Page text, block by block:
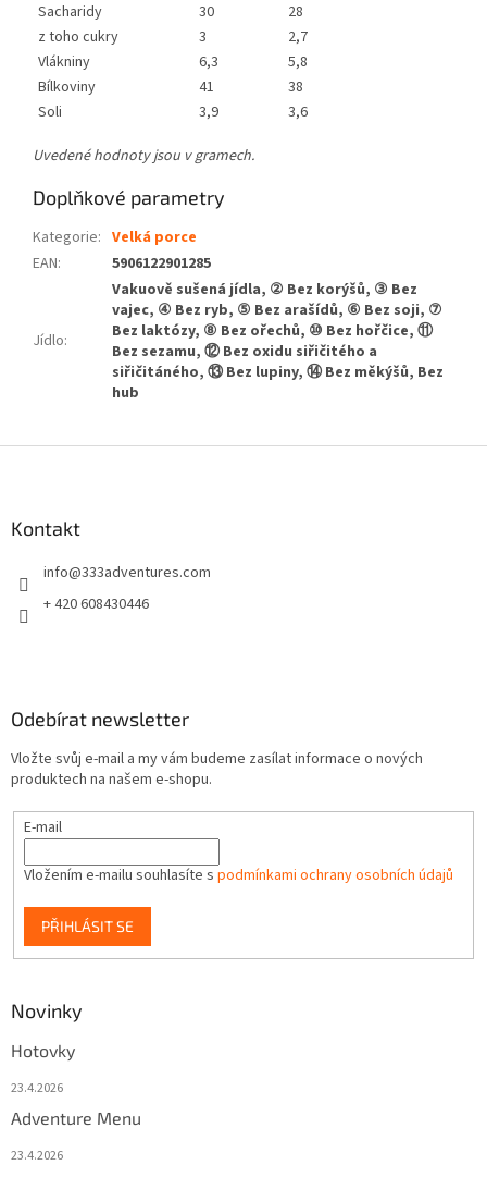
Sacharidy
30
28
z toho cukry
3
2,7
Vlákniny
6,3
5,8
Bílkoviny
41
38
Soli
3,9
3,6
Uvedené hodnoty jsou v gramech.
Doplňkové parametry
Kategorie: Velká porce
EAN: 5906122901285
Jídlo:
Vakuově sušená jídla, ② Bez korýšů, ③ Bez
vajec, ④ Bez ryb, ⑤ Bez arašídů, ⑥ Bez soji, ⑦
Bez laktózy, ⑧ Bez ořechů, ⑩ Bez hořčice, ⑪
Bez sezamu, ⑫ Bez oxidu siřičitého a
siřičitáného, ⑬ Bez lupiny, ⑭ Bez měkýšů, Bez
hub
Kontakt
info@333adventures.com
+ 420 608430446
Odebírat newsletter
Vložte svůj e-mail a my vám budeme zasílat informace o nových
produktech na našem e-shopu.
E-mail
Vložením e-mailu souhlasíte s podmínkami ochrany osobních údajů
PŘIHLÁSIT SE
Novinky
Hotovky
23.4.2026
Adventure Menu
23.4.2026